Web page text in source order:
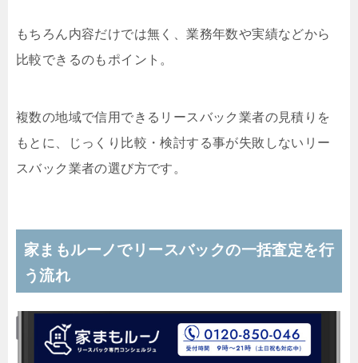
もちろん内容だけでは無く、業務年数や実績などから
比較できるのもポイント。
複数の地域で信用できるリースバック業者の見積りを
もとに、じっくり比較・検討する事が失敗しないリー
スバック業者の選び方です。
家まもルーノでリースバックの一括査定を行
う流れ